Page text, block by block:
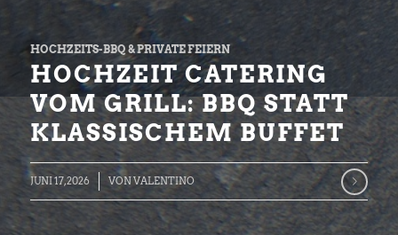
HOCHZEITS-BBQ & PRIVATE FEIERN
HOCHZEIT CATERING
VOM GRILL: BBQ STATT
KLASSISCHEM BUFFET
JUNI 17, 2026 VONVALENTINO